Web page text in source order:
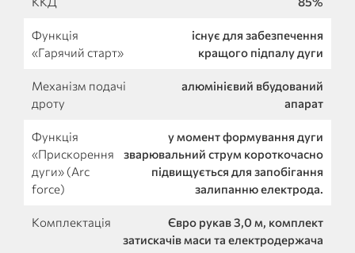
Функція
«Гарячий старт»
існує для забезпечення
кращого підпалу дуги
Механізм подачі
дроту
алюмінієвий вбудований
апарат
Функція
«Прискорення
дуги» (Arc
force)
у момент формування дуги
зварювальний струм короткочасно
підвищується для запобігання
залипанню електрода.
Комплектація
Євро рукав 3,0 м, комплект
затискачів маси та електродержача